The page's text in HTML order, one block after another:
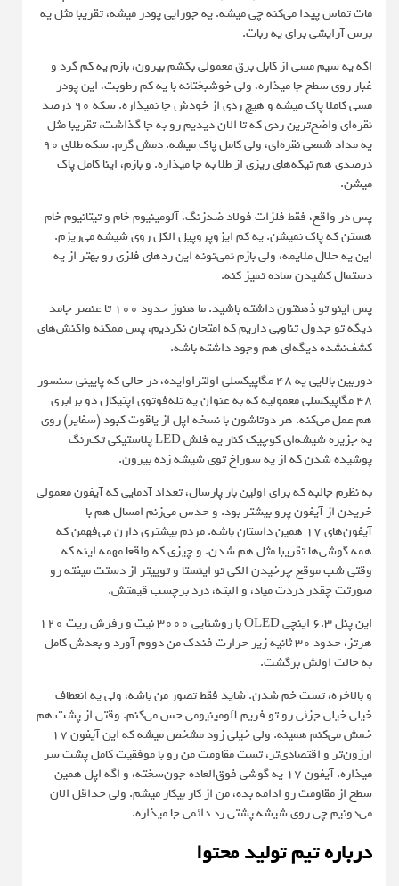
مات تماس پیدا می‌کنه چی میشه. یه جورایی پودر میشه، تقریبا مثل یه
برس آرایشی برای یه ربات.
اگه یه سیم مسی از کابل برق معمولی بکشم بیرون، بازم یه کم گرد و
غبار روی سطح جا میذاره، ولی خوشبختانه با یه کم رطوبت، این پودر
مسی کاملا پاک میشه و هیچ ردی از خودش جا نمیذاره. سکه ۹۰ درصد
نقره‌ای واضح‌ترین ردی که تا الان دیدیم رو به جا گذاشت، تقریبا مثل
یه مداد شمعی نقره‌ای، ولی کامل پاک میشه. دمش گرم. سکه طلای ۹۰
درصدی هم تیکه‌های ریزی از طلا به جا میذاره. و بازم، اینا کامل پاک
میشن.
پس در واقع، فقط فلزات فولاد ضدزنگ، آلومینیوم خام و تیتانیوم خام
هستن که پاک نمیشن. یه کم ایزوپروپیل الکل روی شیشه می‌ریزم.
این یه حلال ملایمه، ولی بازم نمی‌تونه این رد‌های فلزی رو بهتر از یه
دستمال کشیدن ساده تمیز کنه.
پس اینو تو ذهنتون داشته باشید. ما هنوز حدود ۱۰۰ تا عنصر جامد
دیگه تو جدول تناوبی داریم که امتحان نکردیم، پس ممکنه واکنش‌های
کشف‌نشده دیگه‌ای هم وجود داشته باشه.
دوربین بالایی یه ۴۸ مگاپیکسلی اولتراوایده، در حالی که پایینی سنسور
۴۸ مگاپیکسلی معمولیه که به عنوان یه تله‌فوتوی اپتیکال دو برابری
هم عمل می‌کنه. هر دوتاشون با نسخه اپل از یاقوت کبود (سفایر) روی
یه جزیره شیشه‌ای کوچیک کنار یه فلش LED پلاستیکی تک‌رنگ
پوشیده شدن که از یه سوراخ توی شیشه زده بیرون.
به نظرم جالبه که برای اولین بار پارسال، تعداد آدمایی که آیفون معمولی
خریدن از آیفون پرو بیشتر بود. و حدس می‌زنم امسال هم با
آیفون‌های ۱۷ همین داستان باشه. مردم بیشتری دارن می‌فهمن که
همه گوشی‌ها تقریبا مثل هم شدن. و چیزی که واقعا مهمه اینه که
وقتی شب موقع چرخیدن الکی تو اینستا و توییتر از دستت میفته رو
صورتت چقدر دردت میاد، و البته، درد برچسب قیمتش.
این پنل ۶.۳ اینچی OLED با روشنایی ۳۰۰۰ نیت و رفرش ریت ۱۲۰
هرتز، حدود ۳۰ ثانیه زیر حرارت فندک من دووم آورد و بعدش کامل
به حالت اولش برگشت.
و بالاخره، تست خم شدن. شاید فقط تصور من باشه، ولی یه انعطاف
خیلی خیلی جزئی رو تو فریم آلومینیومی حس می‌کنم. وقتی از پشت هم
خمش می‌کنم همینه. ولی خیلی زود مشخص میشه که این آیفون ۱۷
ارزون‌تر و اقتصادی‌تر، تست مقاومت من رو با موفقیت کامل پشت سر
میذاره. آیفون ۱۷ یه گوشی فوق‌العاده جون‌سخته، و اگه اپل همین
سطح از مقاومت رو ادامه بده، من از کار بیکار میشم. ولی حداقل الان
می‌دونیم چی روی شیشه پشتی رد دائمی جا میذاره.
درباره تیم تولید محتوا